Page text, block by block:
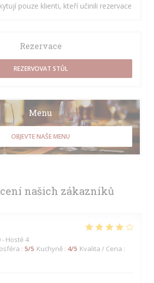
našich zákazníků
- Hosté 4
: 5/5 Kuchyně : 4/5 Kvalita / Cena :
pouze klienti, kteří učinili rezervace
Rezervace
REZERVOVAT STŮL
Menu
OBJEVTE NAŠE MENU